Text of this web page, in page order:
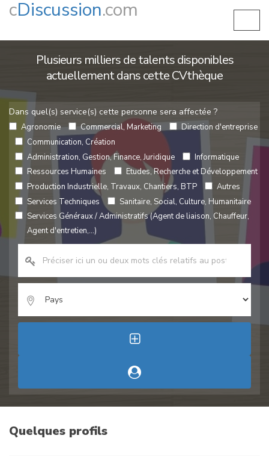
cDiscussion.com
Plusieurs milliers de talents disponibles
actuellement dans cette CVthèque
Dans quel(s) service(s) cette personne sera affectée ?
Agronomie Commercial, Marketing
Direction d'entreprise
Communication, Création
Administration, Gestion, Finance, Juridique
Informatique
Ressources Humaines
Etudes, Recherche et Développement
Production Industrielle, Travaux, Chantiers, BTP
Autres
Services Techniques
Sanitaire, Social, Culture, Humanitaire
Services Généraux / Administratifs (Agent de liaison, Chauffeur,
Agent d'entretien,...)
Quelques profils